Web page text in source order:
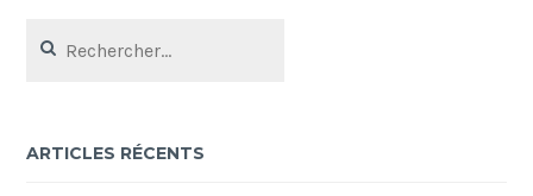
ARTICLES RÉCENTS